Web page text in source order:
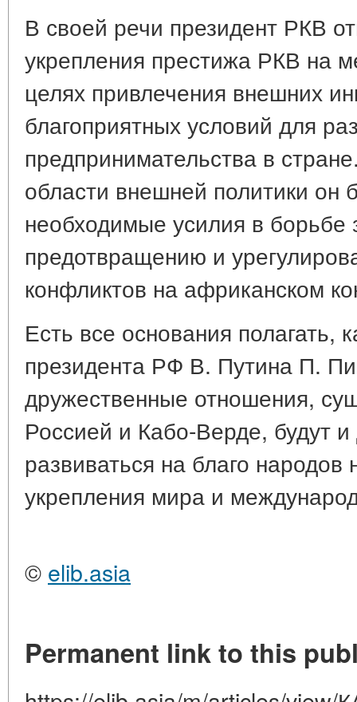
В своей речи президент РКВ
укрепления престижа РКВ на
целях привлечения внешних
благоприятных условий для
предпринимательства в
области внешней политики он
необходимые усилия в борьбе
предотвращению и
конфликтов на африканском
Есть все основания полагать,
президента РФ В. Путина П.
дружественные отношения,
Россией и Кабо-Верде, будут
развиваться на благо
укрепления мира и
© elib.asia
Permanent link to this